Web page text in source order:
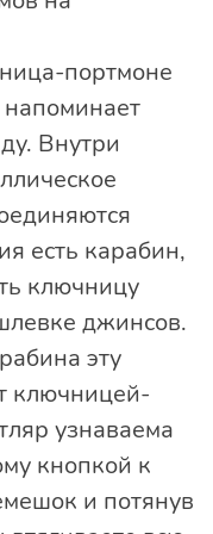
портмоне
Внутри
есть карабин,
ключницу
джинсов.
эту
ключницей-
узнаваема
кнопкой к
и потянув